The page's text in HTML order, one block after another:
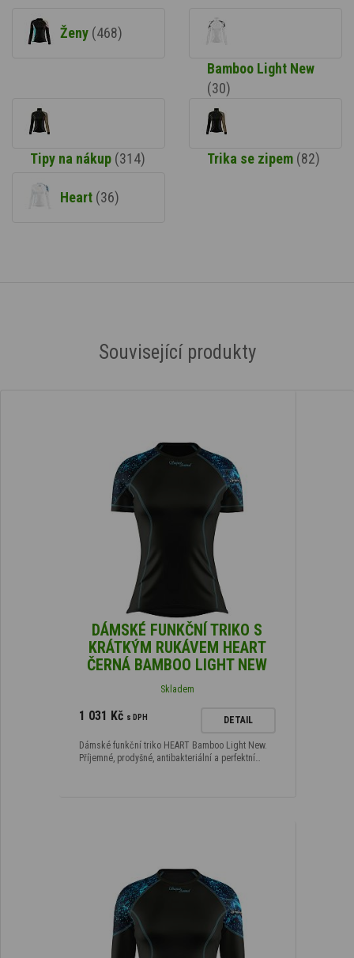
Ženy (468)
Bamboo Light New
(30)
Tipy na nákup (314) Trika se zipem (82)
Heart (36)
Související produkty
DÁMSKÉ FUNKČNÍ TRIKO S
KRÁTKÝM RUKÁVEM HEART
ČERNÁ BAMBOO LIGHT NEW
Skladem
1 031 Kč s DPH DETAIL
Dámské funkční triko HEART Bamboo Light New.
Příjemné, prodyšné, antibakteriální a perfektní…